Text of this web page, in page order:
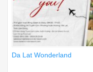
Da Lat Wonderland